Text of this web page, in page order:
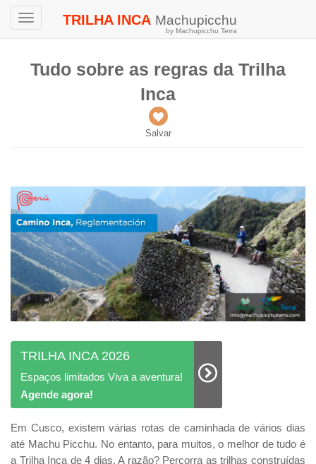
Toggle
TRILHA INCA Machupicchu
by Machupicchu Terra
Tudo sobre as regras da Trilha
Inca
Salvar
TRILHA INCA 2026
Espaços limitados Viva a aventura!
Agende agora!
Em Cusco, existem várias rotas de caminhada de vários dias
até Machu Picchu. No entanto, para muitos, o melhor de tudo é
a Trilha Inca de 4 dias. A razão? Percorra as trilhas construídas